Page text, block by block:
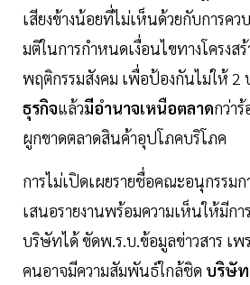
เสียงข้างน้อยที่ไม่เห็นด้วยกับการคว
มติในการกำหนดเงื่อนไขทางโครงส
พฤติกรรมสังคม เพื่อป้องกันไม่ให้ 2
ธุรกิจแล้วมีอำนาจเหนือตลาดกว่า
ผูกขาดตลาดสินค้าอุปโภคบริโภค
การไม่เปิดเผยรายชื่อคณะอนุกรรม
เสนอรายงานพร้อมความเห็นให้มีก
บริษัทได้ ขัดพ.ร.บ.ข้อมูลข่าวสาร เพ
คนอาจมีความสัมพันธ์ใกล้ชิด บริษั